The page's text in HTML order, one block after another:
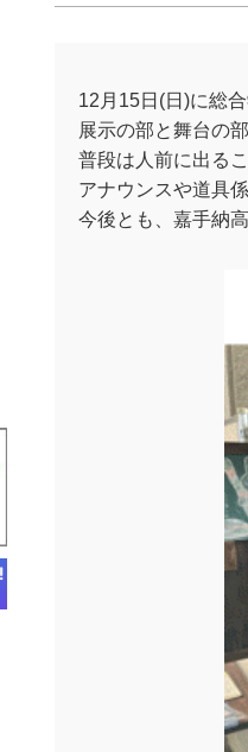
12月15日(日)に総
展示の部と舞台の
普段は人前に出る
アナウンスや道具
今後とも、嘉手納